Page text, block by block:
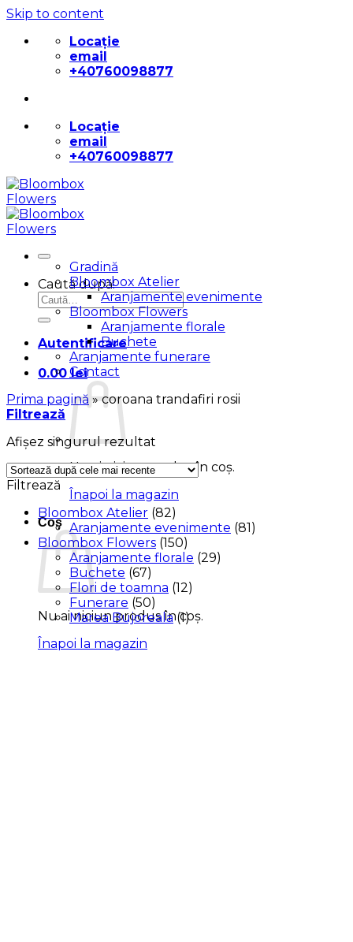
Skip to content
Locație
email
+40760098877
Locație
email
+40760098877
Caută după:
Autentificare
0.00lei
Nu ai niciun produs în coș.
Înapoi la magazin
Coș
Nu ai niciun produs în coș.
Înapoi la magazin
Gradină
Bloombox Atelier
Aranjamente evenimente
Bloombox Flowers
Aranjamente florale
Buchete
Aranjamente funerare
Contact
Prima pagină » coroana trandafiri rosii
Filtrează
Afișez singurul rezultat
Filtrează
Bloombox Atelier (82)
Aranjamente evenimente (81)
Bloombox Flowers (150)
Aranjamente florale (29)
Buchete (67)
Flori de toamna (12)
Funerare (50)
Marea Bujoreala (1)